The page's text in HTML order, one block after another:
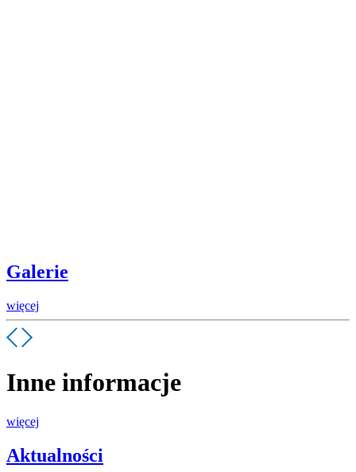
Galerie
więcej
Inne informacje
więcej
Aktualności